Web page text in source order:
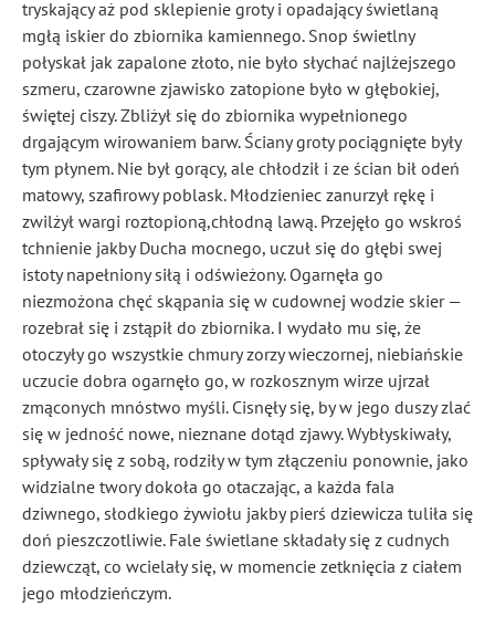
tryskający aż pod sklepienie groty i opadający świetlaną
mgłą iskier do zbiornika kamiennego. Snop świetlny
połyskał jak zapalone złoto, nie było słychać najlżejszego
szmeru, czarowne zjawisko zatopione było w głębokiej,
świętej ciszy. Zbliżył się do zbiornika wypełnionego
drgającym wirowaniem barw. Ściany groty pociągnięte były
tym płynem. Nie był gorący, ale chłodził i ze ścian bił odeń
matowy, szafirowy poblask. Młodzieniec zanurzył rękę i
zwilżył wargi roztopioną,chłodną lawą. Przejęło go wskroś
tchnienie jakby Ducha mocnego, uczuł się do głębi swej
istoty napełniony siłą i odświeżony. Ogarnęła go
niezmożona chęć skąpania się w cudownej wodzie skier —
rozebrał się i zstąpił do zbiornika. I wydało mu się, że
otoczyły go wszystkie chmury zorzy wieczornej, niebiańskie
uczucie dobra ogarnęło go, w rozkosznym wirze ujrzał
zmąconych mnóstwo myśli. Cisnęły się, by w jego duszy zlać
się w jedność nowe, nieznane dotąd zjawy. Wybłyskiwały,
spływały się z sobą, rodziły w tym złączeniu ponownie, jako
widzialne twory dokoła go otaczając, a każda fala
dziwnego, słodkiego żywiołu jakby pierś dziewicza tuliła się
doń pieszczotliwie. Fale świetlane składały się z cudnych
dziewcząt, co wcielały się, w momencie zetknięcia z ciałem
jego młodzieńczym.